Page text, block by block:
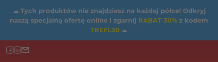
☁ Tych produktów nie znajdziesz na każdej półce! Odkryj
naszą specjalną ofertę online i zgarnij RABAT 30% z kodem
TREFL30 ☁